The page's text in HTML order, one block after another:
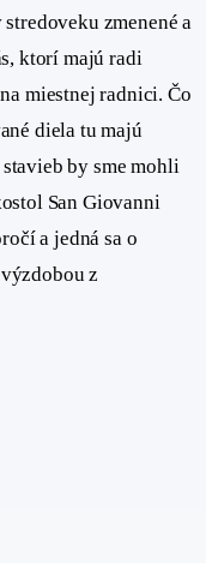
zmenené a
ktorí majú radi
miestnej radnici. Čo
diela tu majú
by sme mohli
San Giovanni
a jedná sa o
z